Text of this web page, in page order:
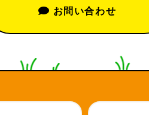
お問い合わせ